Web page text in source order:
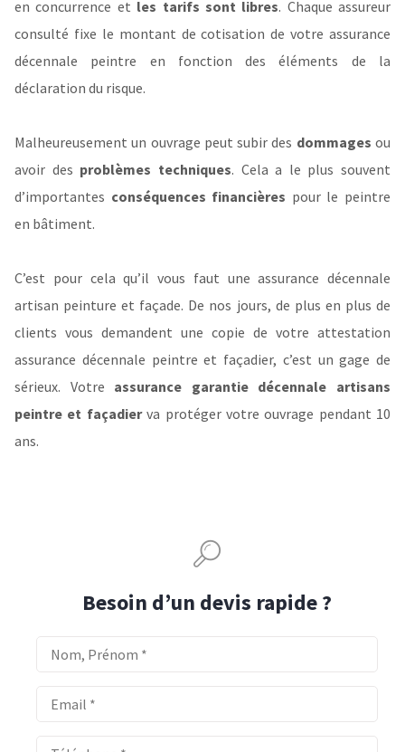
en concurrence et les tarifs sont libres. Chaque assureur
consulté fixe le montant de cotisation de votre assurance
décennale peintre en fonction des éléments de la
déclaration du risque.
Malheureusement un ouvrage peut subir des dommages ou
avoir des problèmes techniques. Cela a le plus souvent
d’importantes conséquences financières pour le peintre
en bâtiment.
C’est pour cela qu’il vous faut une assurance décennale
artisan peinture et façade. De nos jours, de plus en plus de
clients vous demandent une copie de votre attestation
assurance décennale peintre et façadier, c’est un gage de
sérieux. Votre assurance garantie décennale artisans
peintre et façadierva protéger votre ouvrage pendant 10
ans.
Besoin d’un devis rapide ?